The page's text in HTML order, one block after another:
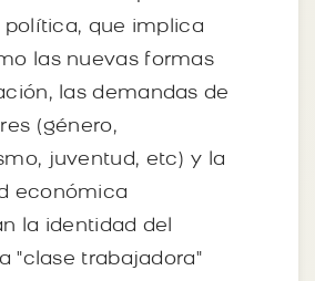
política, que implica
las nuevas formas
las demandas de
(género,
juventud, etc) y la
económica
la identidad del
"clase trabajadora"